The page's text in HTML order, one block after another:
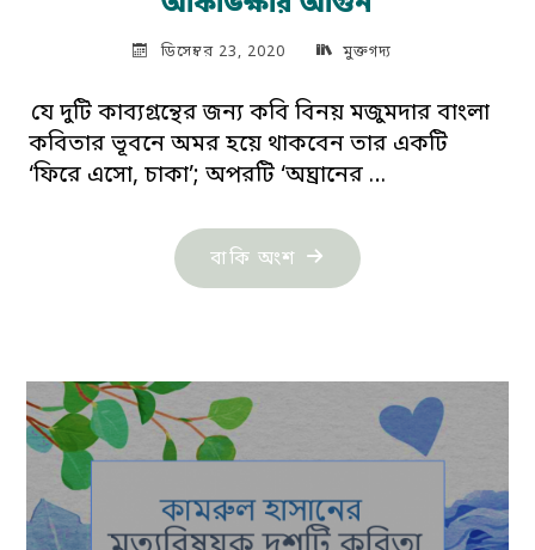
ডিসেম্বর 23, 2020 মুক্তগদ্য
যে দুটি কাব্যগ্রন্থের জন্য কবি বিনয় মজুমদার বাংলা
কবিতার ভূবনে অমর হয়ে থাকবেন তার একটি
‘ফিরে এসো, চাকা’; অপরটি ‘অঘ্রানের …
বাকি অংশ "অঘ্রানের
অনুভূতিমালা: